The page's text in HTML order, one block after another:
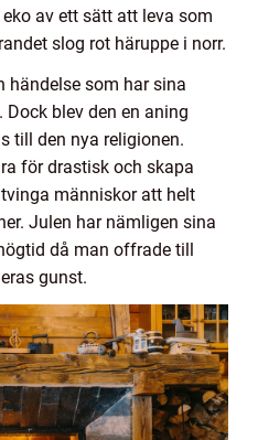
av ett sätt att leva som
slog rot häruppe i norr.
händelse som har sina
blev den en aning
till den nya religionen.
för drastisk och skapa
människor att helt
Julen har nämligen sina
då man offrade till
gunst.